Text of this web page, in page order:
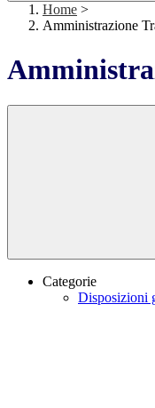
Home >
Amministrazione
Categorie
Disposizioni